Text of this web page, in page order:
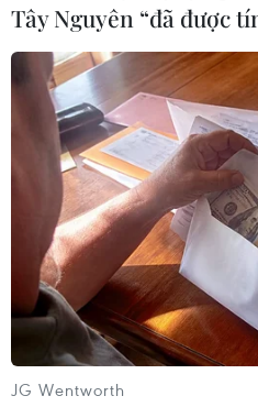
#NASA #Thiên hà thấu kính
Tây Nguyên “đã được
JG Wentworth